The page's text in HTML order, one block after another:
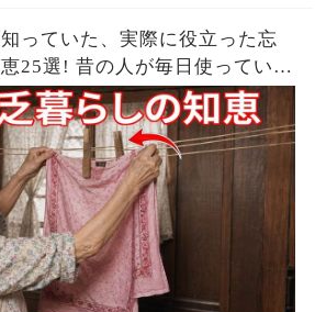
っていた、実際に役立った忘
25選! 昔の人が毎日使ってい
約の知恵